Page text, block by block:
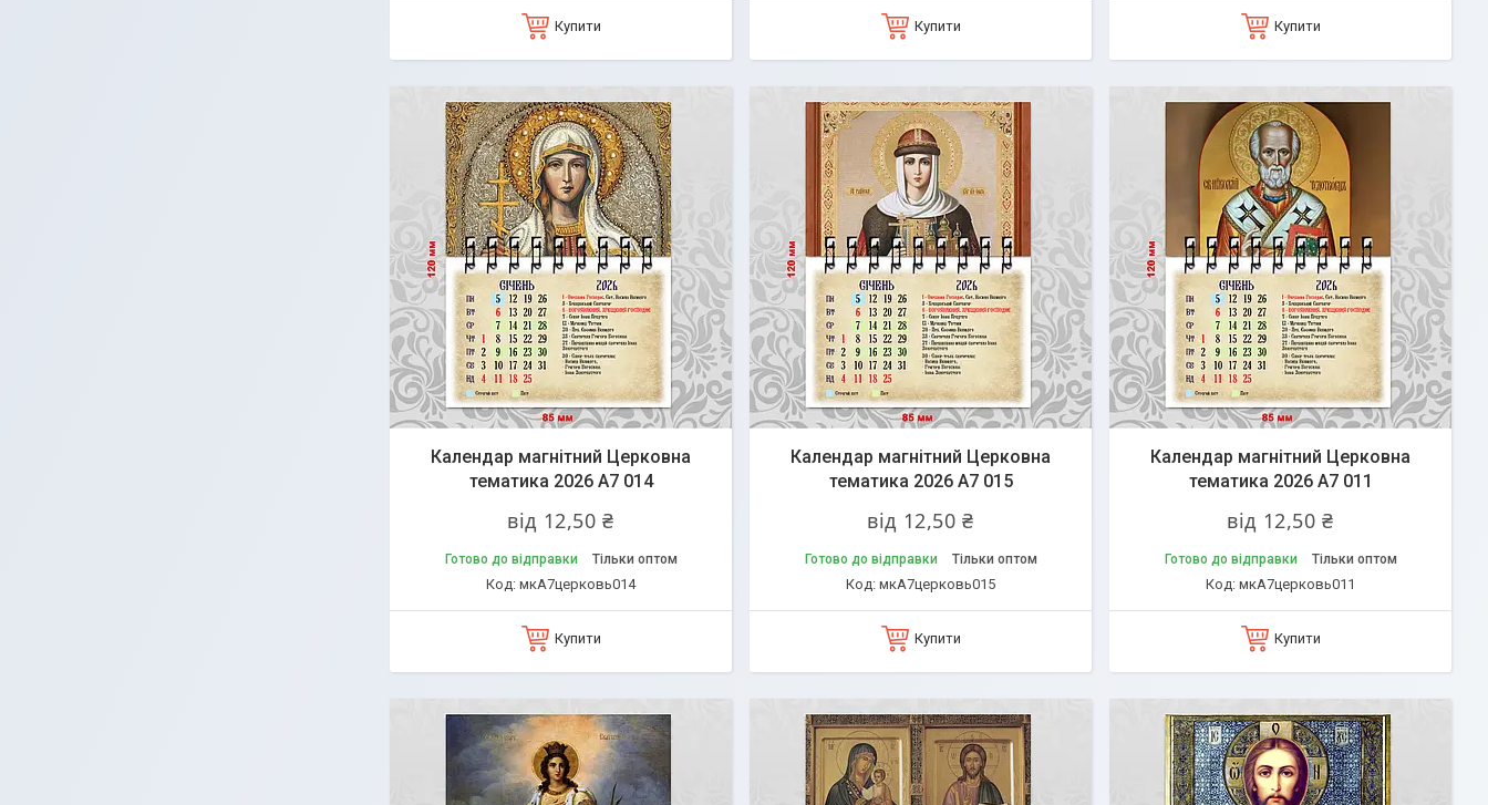
Купити Купити Купити
Календар магнітний Церковна
тематика 2026 А7 014
від 12,50 ₴
Готово до відправки Тільки оптом
мкА7церковь014
Купити
Календар магнітний Церковна
тематика 2026 А7 015
від 12,50 ₴
Готово до відправки Тільки оптом
мкА7церковь015
Купити
Календар магнітний Церковна
тематика 2026 А7 011
від 12,50 ₴
Готово до відправки Тільки оптом
мкА7церковь011
Купити